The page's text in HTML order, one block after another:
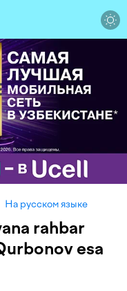
На русском языке
rahbar
esa